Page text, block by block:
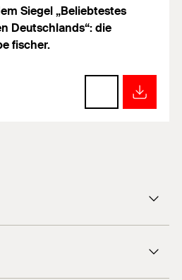
Siegel „Beliebtestes
Deutschlands“: die
fischer.